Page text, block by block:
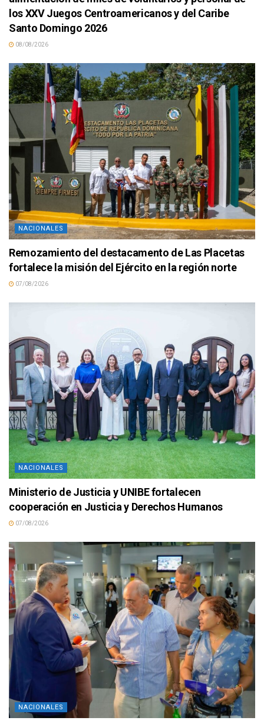
los XXV Juegos Centroamericanos y del Caribe
Santo Domingo 2026
08/08/2026
NACIONALES
Remozamiento del destacamento de Las Placetas
fortalece la misión del Ejército en la región norte
07/08/2026
NACIONALES
Ministerio de Justicia y UNIBE fortalecen
cooperación en Justicia y Derechos Humanos
07/08/2026
NACIONALES